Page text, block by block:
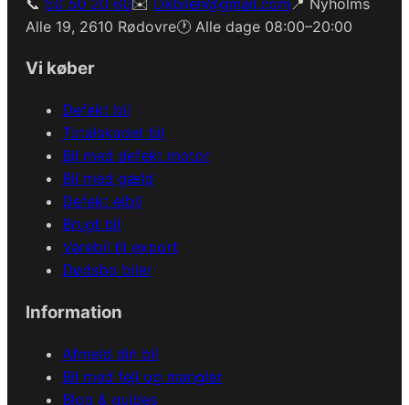
Alle 19, 2610 Rødovre🕐 Alle dage 08:00–20:00
Vi køber
Defekt bil
Totalskadet bil
Bil med defekt motor
Bil med gæld
Defekt elbil
Brugt bil
Varebil til export
Dødsbo biler
Information
Afmeld din bil
Bil med fejl og mangler
Blog & guides